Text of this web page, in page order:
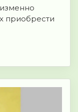
приобрести